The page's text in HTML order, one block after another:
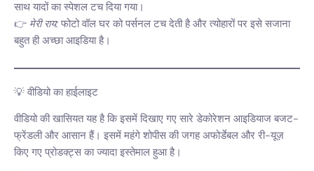
साथ यादों का स्पेशल टच दिया गया।
👉 मेरी राय: फोटो वॉल घर को पर्सनल टच देती है और त्योहारों पर इसे सजाना
बहुत ही अच्छा आइडिया है।
💡 वीडियो का हाईलाइट
वीडियो की खासियत यह है कि इसमें दिखाए गए सारे डेकोरेशन आइडियाज बजट-
फ्रेंडली और आसान हैं। इसमें महंगे शोपीस की जगह अफोर्डेबल और री-यूज़
किए गए प्रोडक्ट्स का ज्यादा इस्तेमाल हुआ है।